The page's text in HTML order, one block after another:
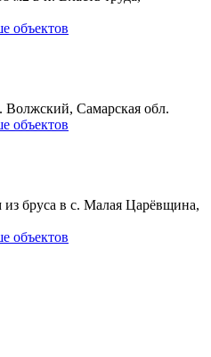
объектов
Самарская обл.
объектов
бруса в с. Малая Царёвщина,
объектов